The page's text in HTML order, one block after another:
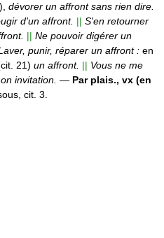
dévorer un affront sans rien dire.
d'un affront. || S'en retourner
|| Ne pouvoir digérer un
punir, réparer un affront : en
21) un affront. || Vous ne me
invitation. — Par plais., vx (en
cit. 3.